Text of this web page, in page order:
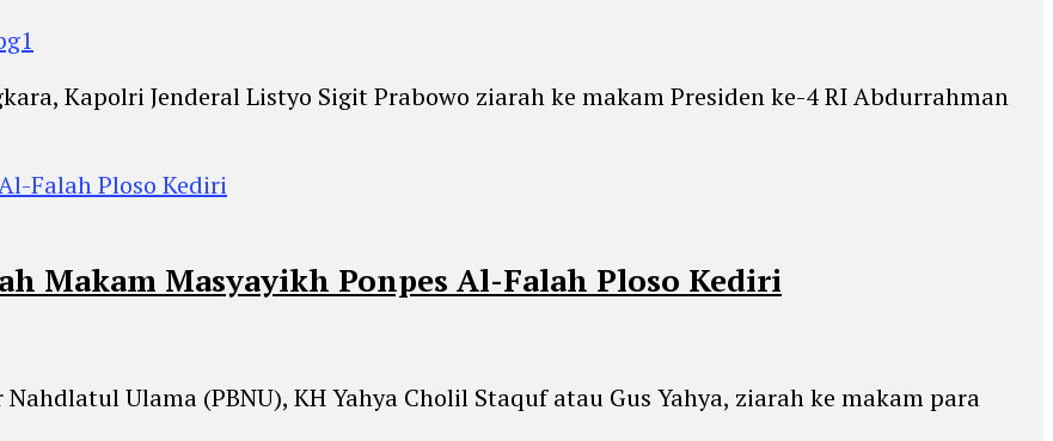
Kapolri Jenderal Listyo Sigit Prabowo ziarah ke makam Presiden ke-4 RI Abdurrahman
Makam Masyayikh Ponpes Al-Falah Ploso Kediri
Ulama (PBNU), KH Yahya Cholil Staquf atau Gus Yahya, ziarah ke makam para